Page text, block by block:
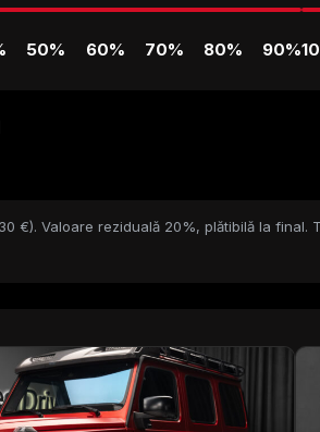
50% 60% 70% 80% 90%
€). Valoare reziduală 20%, plătibilă la final.